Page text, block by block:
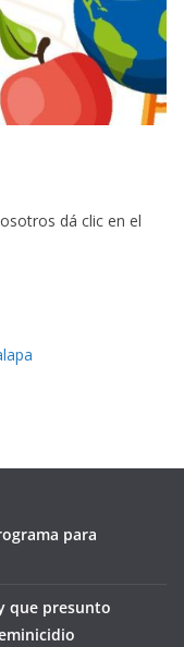
dá clic en el
para
que presunto